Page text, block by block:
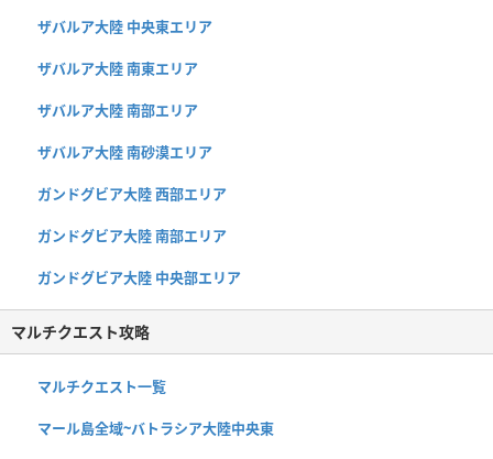
ザバルア大陸 中央東エリア
ザバルア大陸 南東エリア
ザバルア大陸 南部エリア
ザバルア大陸 南砂漠エリア
ガンドグビア大陸 西部エリア
ガンドグビア大陸 南部エリア
ガンドグビア大陸 中央部エリア
マルチクエスト攻略
マルチクエスト一覧
マール島全域~バトラシア大陸中央東